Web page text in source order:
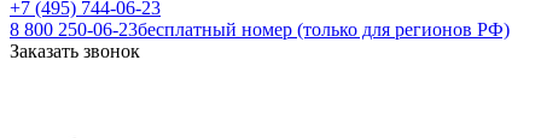
+7 (495) 744-06-23
8 800 250-06-23бесплатный номер (только для регионов РФ)
Заказать звонок